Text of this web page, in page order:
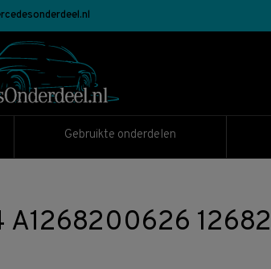
Gebruikte onderdelen
A1268200626